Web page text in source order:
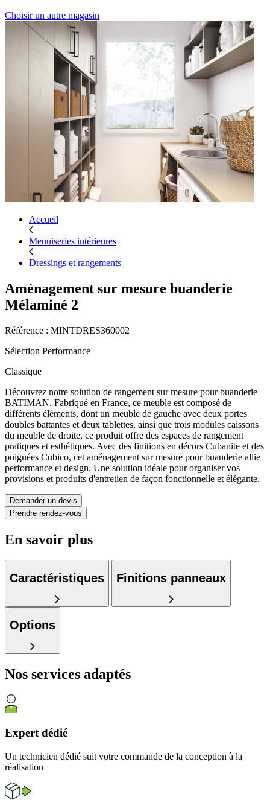
Choisir un autre magasin
Accueil
Menuiseries intérieures
Dressings et rangements
Aménagement sur mesure buanderie
Mélaminé 2
Référence : MINTDRES360002
Sélection Performance
Classique
Découvrez notre solution de rangement sur mesure pour buanderie
BATIMAN. Fabriqué en France, ce meuble est composé de
différents éléments, dont un meuble de gauche avec deux portes
doubles battantes et deux tablettes, ainsi que trois modules caissons
du meuble de droite, ce produit offre des espaces de rangement
pratiques et esthétiques. Avec des finitions en décors Cubanite et des
poignées Cubico, cet aménagement sur mesure pour buanderie allie
performance et design. Une solution idéale pour organiser vos
provisions et produits d'entretien de façon fonctionnelle et élégante.
Demander un devis
Prendre rendez-vous
En savoir plus
Caractéristiques Finitions panneaux
Options
Nos services adaptés
Expert dédié
Un technicien dédié suit votre commande de la conception à la
réalisation